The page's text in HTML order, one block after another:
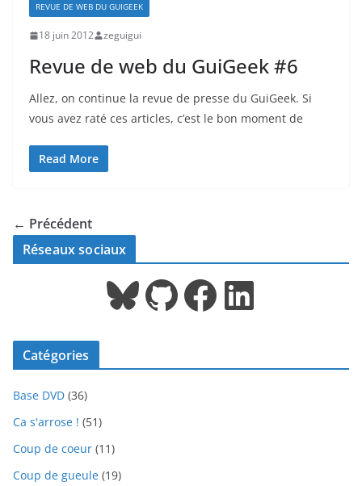
REVUE DE WEB DU GUIGEEK
18 juin 2012 zeguigui
Revue de web du GuiGeek #6
Allez, on continue la revue de presse du GuiGeek. Si
vous avez raté ces articles, c’est le bon moment de
Read More
← Précédent
Réseaux sociaux
Bluesky GitHub Facebook LinkedIn
Catégories
Base DVD (36)
Ca s'arrose ! (51)
Coup de coeur (11)
Coup de gueule (19)